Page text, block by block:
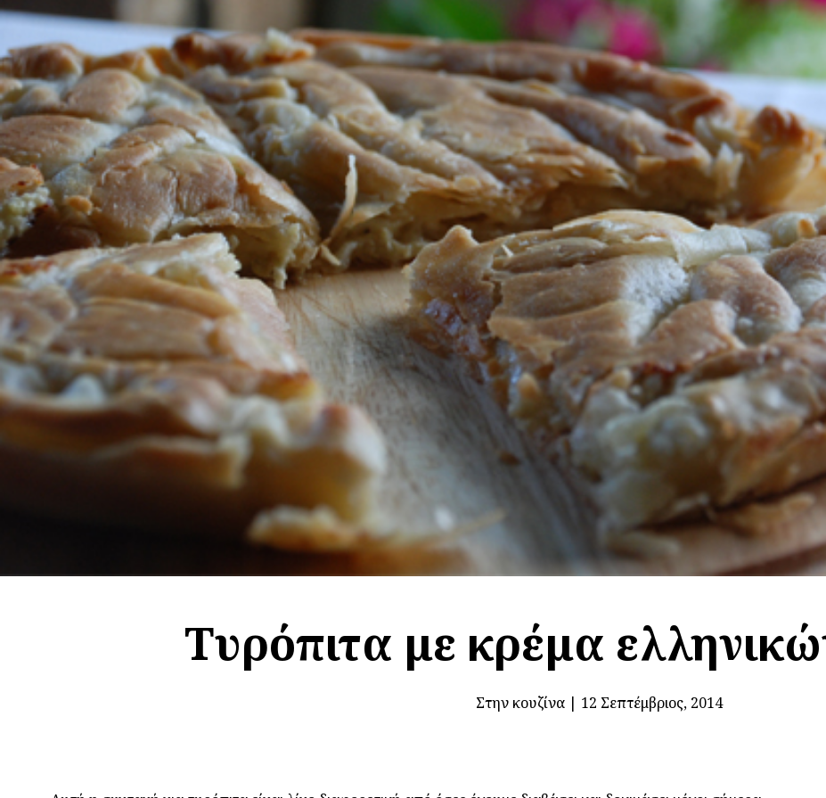
Tυρόπιτα με κρέμα
Στην κουζίνα| 12 Σεπτέμβριος, 2014